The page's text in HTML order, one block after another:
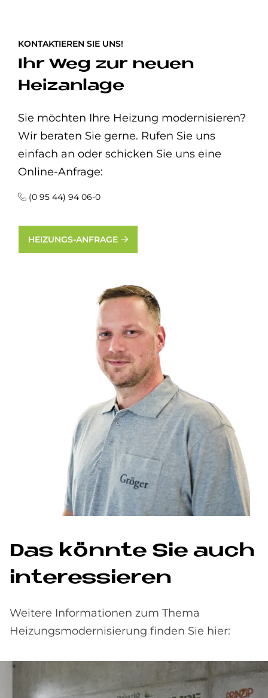
KONTAKTIEREN SIE UNS!
Ihr Weg zur neuen
Heizanlage
Sie möchten Ihre Heizung modernisieren?
Wir beraten Sie gerne. Rufen Sie uns
einfach an oder schicken Sie uns eine
Online-Anfrage:
(0 95 44) 94 06-0
HEIZUNGS-ANFRAGE
Das könn­te Sie auch
in­ter­es­sie­ren
Weitere Informationen zum Thema
Heizungsmodernisierung finden Sie hier: